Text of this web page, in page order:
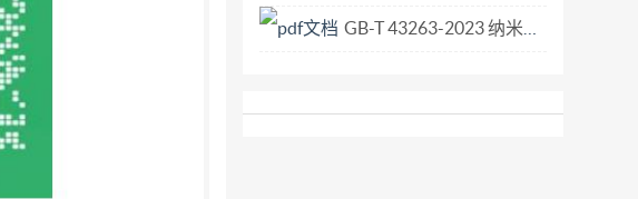
GB-T 43263-2023 纳米技术 纤维素纳米晶的表征方法.pdf